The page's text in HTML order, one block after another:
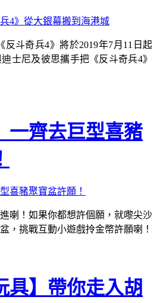
斗奇兵4》將於2019年7月11日起
士尼及彼思攜手把《反斗奇兵4》
一齊去巨型喜豬
喇！如果你都想許個願，就嚟尖沙
，挑戰互動小遊戲拎金幣許願喇！
具】帶你走入胡